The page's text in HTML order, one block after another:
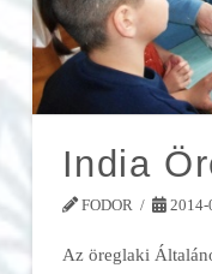
India
FODOR 2014-
Az öreglaki